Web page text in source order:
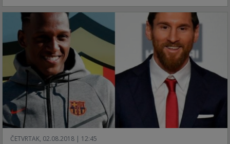
ČETVRTAK, 02.08.2018 | 12:45